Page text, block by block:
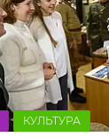
КУЛЬТУРА